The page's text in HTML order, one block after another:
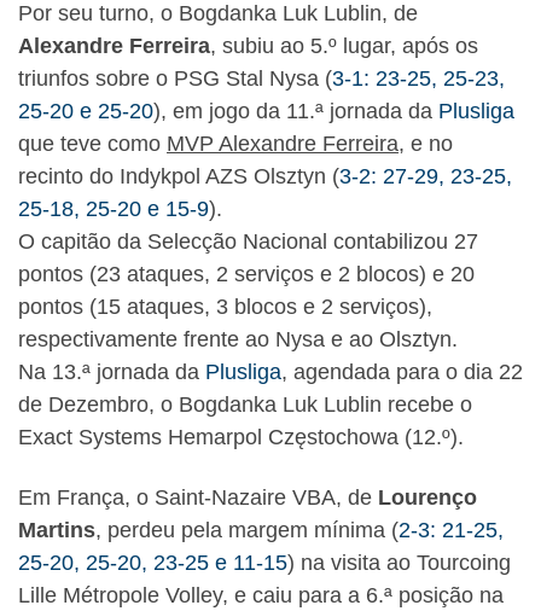
Por seu turno, o Bogdanka Luk Lublin, de
Alexandre Ferreira, subiu ao 5.º lugar, após os
triunfos sobre o PSG Stal Nysa (3-1: 23-25, 25-23,
25-20 e 25-20), em jogo da 11.ª jornada da Plusliga
que teve como MVP Alexandre Ferreira, e no
recinto do Indykpol AZS Olsztyn (3-2: 27-29, 23-25,
25-18, 25-20 e 15-9).
O capitão da Selecção Nacional contabilizou 27
pontos (23 ataques, 2 serviços e 2 blocos) e 20
pontos (15 ataques, 3 blocos e 2 serviços),
respectivamente frente ao Nysa e ao Olsztyn.
Na 13.ª jornada da Plusliga, agendada para o dia 22
de Dezembro, o Bogdanka Luk Lublin recebe o
Exact Systems Hemarpol Częstochowa (12.º).
Em França, o Saint-Nazaire VBA, de Lourenço
Martins, perdeu pela margem mínima (2-3: 21-25,
25-20, 25-20, 23-25 e 11-15) na visita ao Tourcoing
Lille Métropole Volley, e caiu para a 6.ª posição na